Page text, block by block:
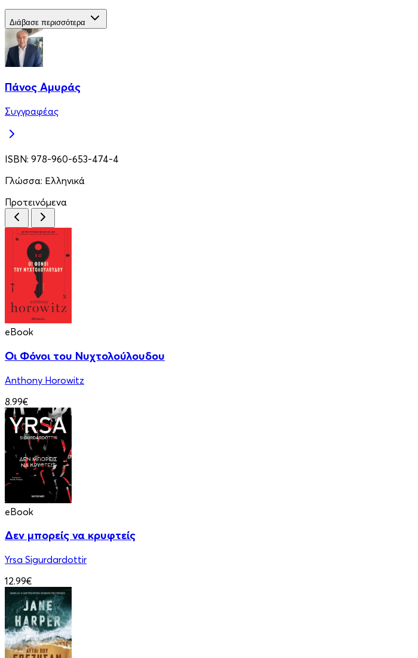
Διάβασε περισσότερα
Πάνος Αμυράς
Συγγραφέας
ISBN: 978-960-653-474-4
Γλώσσα: Ελληνικά
Προτεινόμενα
eBook
Οι Φόνοι του Νυχτολούλουδου
Anthony Horowitz
8.99€
eBook
Δεν μπορείς να κρυφτείς
Yrsa Sigurdardottir
12.99€